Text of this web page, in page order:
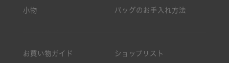
小物 バッグのお手入れ方法
お買い物ガイド ショップリスト